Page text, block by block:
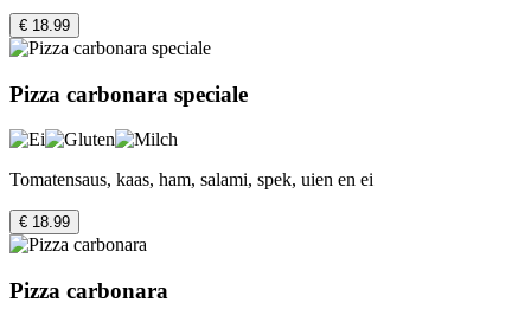
€ 18.99
Pizza carbonara speciale
Tomatensaus, kaas, ham, salami, spek, uien en ei
€ 18.99
Pizza carbonara